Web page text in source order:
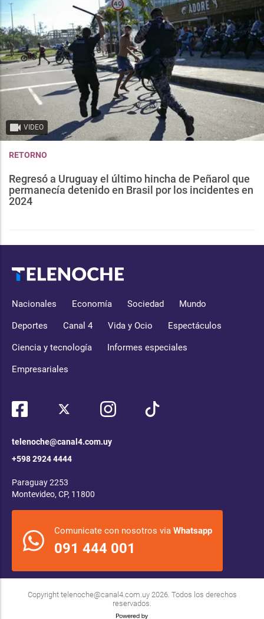
VIDEO
RETORNO
Regresó a Uruguay el último hincha de Peñarol que
permanecía detenido en Brasil por los incidentes en
2024
Nacionales Economía Sociedad Mundo
Deportes Canal 4 Vida y Ocio Espectáculos
Ciencia y tecnología Informes especiales
Empresariales
telenoche@canal4.com.uy
+598 2924 4444
Paraguay 2253
Montevideo, CP, 11800
Comunicate con nosotros via Whatsapp
091 444 001
Copyright telenoche@canal4.com.uy2026. Todos los derechos
reservados.